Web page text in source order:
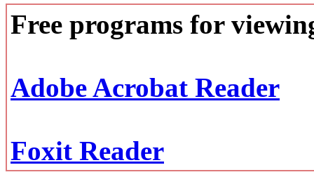
Free programs for
Adobe Acrobat Reader
Foxit Reader